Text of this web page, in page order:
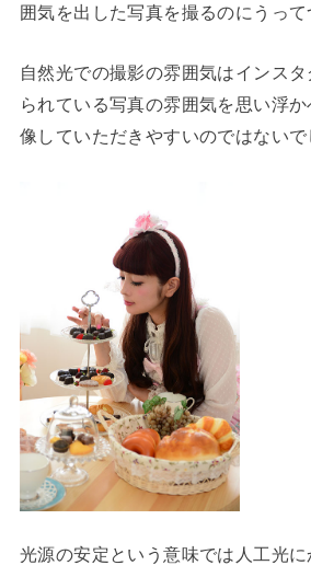
囲気を出した写真を撮るのにうっ
自然光での撮影の雰囲気はインス
られている写真の雰囲気を思い浮
像していただきやすいのではないで
光源の安定という意味では人工光